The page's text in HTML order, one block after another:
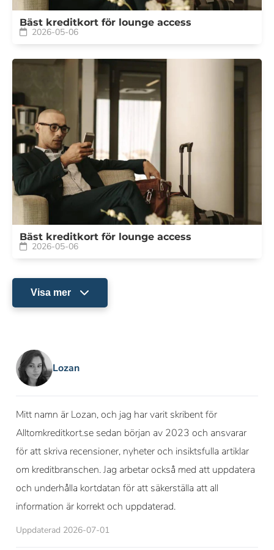
Bäst kreditkort för lounge access
2026-05-06
Bäst kreditkort för lounge access
2026-05-06
Visa mer
Lozan
Mitt namn är Lozan, och jag har varit skribent för
Alltomkreditkort.se sedan början av 2023 och ansvarar
för att skriva recensioner, nyheter och insiktsfulla artiklar
om kreditbranschen. Jag arbetar också med att uppdatera
och underhålla kortdatan för att säkerställa att all
information är korrekt och uppdaterad.
Uppdaterad 2026-07-01